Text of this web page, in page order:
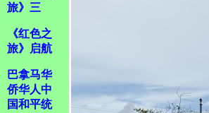
旅》三
《红色之
旅》启航
巴拿马华
侨华人中
国和平统